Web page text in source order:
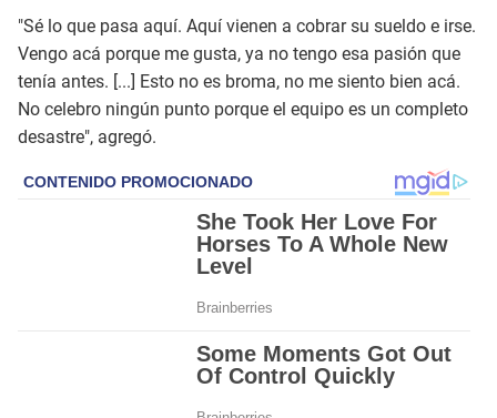
"Sé lo que pasa aquí. Aquí vienen a cobrar su sueldo e irse.
Vengo acá porque me gusta, ya no tengo esa pasión que
tenía antes. [...] Esto no es broma, no me siento bien acá.
No celebro ningún punto porque el equipo es un completo
desastre", agregó.